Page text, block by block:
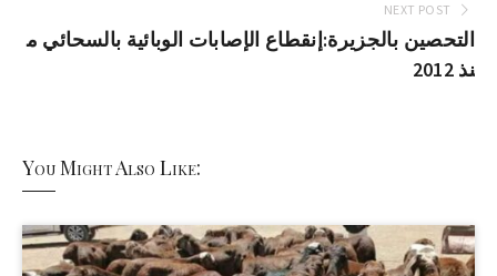
NEXT POST
التحصين بالجزيرة:إنقطاع الإصابات الوبائية بالسحائي م
نذ 2012
You Might Also Like: